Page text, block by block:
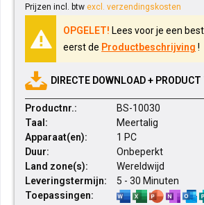
Prijzen incl. btw excl. verzendingskosten
OPGELET! Lees voor je een
eerst de Productbeschrijving !
DIRECTE DOWNLOAD +
Productnr.:
BS-10030
Taal:
Meertalig
Apparaat(en):
1 PC
Duur:
Onbeperkt
Land zone(s):
Wereldwijd
Leveringstermijn:
5 - 30 Minuten
Toepassingen: